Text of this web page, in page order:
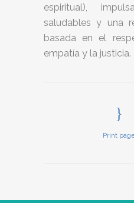
espiritual),
saludables y una
basada en el
empatía y la justicia.
Print